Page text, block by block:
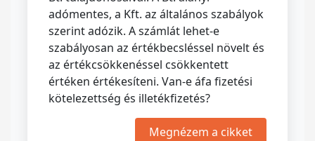
adómentes, a Kft. az általános szabályok
szerint adózik. A számlát lehet-e
szabályosan az értékbecsléssel növelt és
az értékcsökkenéssel csökkentett
értéken értékesíteni. Van-e áfa fizetési
kötelezettség és illetékfizetés?
Megnézem a cikket